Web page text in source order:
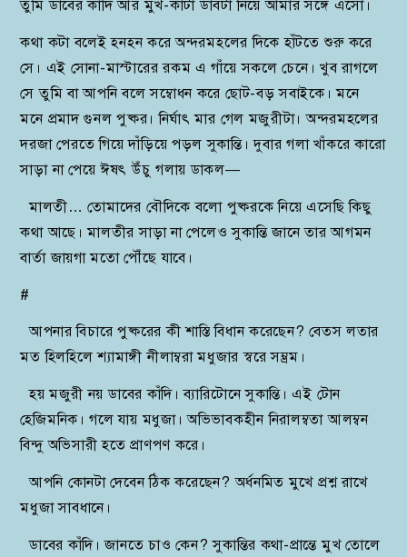
তুমি ডাবের কাঁদি আর মুখ-কাটা ডাবটা নিয়ে আমার সঙ্গে এসো।
কথা কটা বলেই হনহন করে অন্দরমহলের দিকে হাঁটতে শুরু করে
সে। এই সোনা-মাস্টারের রকম এ গাঁয়ে সকলে চেনে। খুব রাগলে
সে তুমি বা আপনি বলে সম্বোধন করে ছোট-বড় সবাইকে। মনে
মনে প্রমাদ গুনল পুষ্কর। নির্ঘাৎ মার গেল মজুরীটা। অন্দরমহলের
দরজা পেরতে গিয়ে দাঁড়িয়ে পড়ল সুকান্তি। দুবার গলা খাঁকরে কারো
সাড়া না পেয়ে ঈষৎ উঁচু গলায় ডাকল—
মালতী… তোমাদের বৌদিকে বলো পুষ্করকে নিয়ে এসেছি কিছু
কথা আছে। মালতীর সাড়া না পেলেও সুকান্তি জানে তার আগমন
বার্তা জায়গা মতো পৌঁছে যাবে।
#
আপনার বিচারে পুষ্করের কী শাস্তি বিধান করেছেন? বেতস লতার
মত হিলহিলে শ্যামাঙ্গী নীলাম্বরা মধুজার স্বরে সম্ভ্রম।
হয় মজুরী নয় ডাবের কাঁদি। ব্যারিটোনে সুকান্তি। এই টোন
হেজিমনিক। গলে যায় মধুজা। অভিভাবকহীন নিরালম্বতা আলম্বন
বিন্দু অভিসারী হতে প্রাণপণ করে।
আপনি কোনটা দেবেন ঠিক করেছেন? অর্ধনমিত মুখে প্রশ্ন রাখে
মধুজা সাবধানে।
ডাবের কাঁদি। জানতে চাও কেন? সুকান্তির কথা-প্রান্তে মুখ তোলে